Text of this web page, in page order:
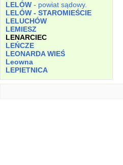
LELÓW - powiat sądowy.
LELÓW - STAROMIEŚCIE
LELUCHÓW
LEMIESZ
LENARCIEC
LEŃCZE
LEONARDA WIEŚ
Leowna
LEPIETNICA